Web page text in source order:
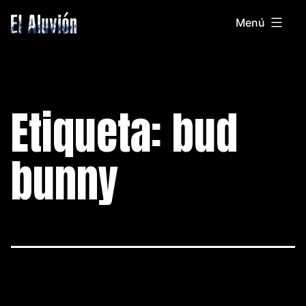
Saltar
El
Menú
Etiqueta:bud
bunny